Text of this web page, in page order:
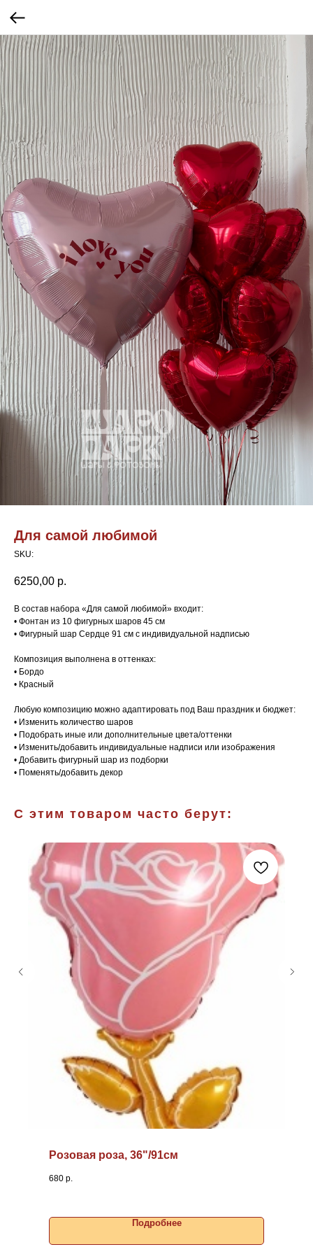
Для самой любимой
SKU:
6250,00 р.
В состав набора «Для самой любимой» входит:
• Фонтан из 10 фигурных шаров 45 см
• Фигурный шар Сердце 91 см с индивидуальной надписью
Композиция выполнена в оттенках:
• Бордо
• Красный
Любую композицию можно адаптировать под Ваш праздник и бюджет:
• Изменить количество шаров
• Подобрать иные или дополнительные цвета/оттенки
• Изменить/добавить индивидуальные надписи или изображения
• Добавить фигурный шар из подборки
• Поменять/добавить декор
С этим товаром часто берут:
Розовая роза, 36"/91см
680 р.
Подробнее